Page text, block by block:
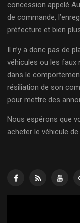
concession appelé
de commande,
préfecture et bien
Il n’y a donc pas de
véhicules ou les faux
dans le
résiliation de son
pour mettre des
Nous espérons que
acheter le véhicule